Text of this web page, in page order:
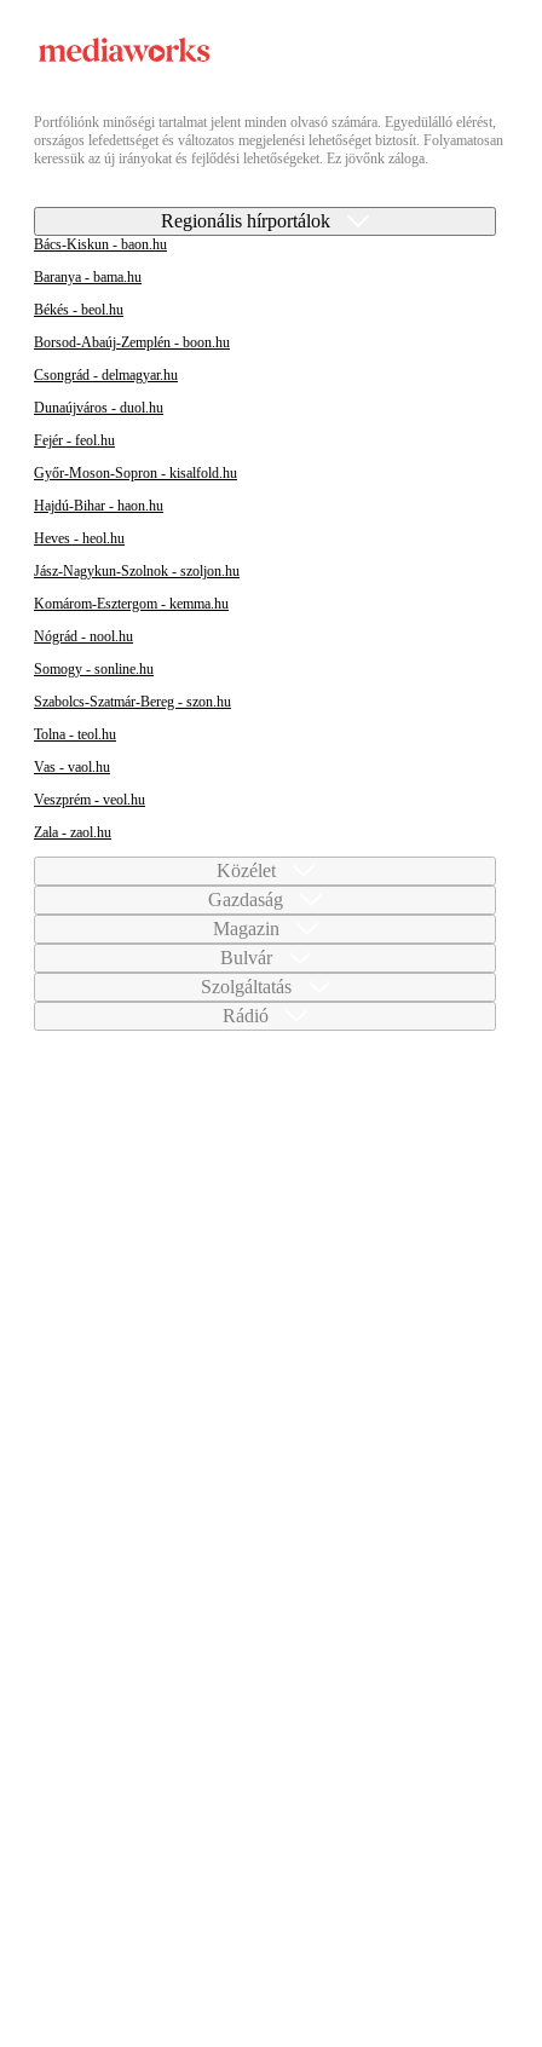
Portfóliónk minőségi tartalmat jelent minden olvasó számára. Egyedülálló elérést,
országos lefedettséget és változatos megjelenési lehetőséget biztosít. Folyamatosan
keressük az új irányokat és fejlődési lehetőségeket. Ez jövőnk záloga.
Regionális hírportálok
Bács-Kiskun - baon.hu
Baranya - bama.hu
Békés - beol.hu
Borsod-Abaúj-Zemplén - boon.hu
Csongrád - delmagyar.hu
Dunaújváros - duol.hu
Fejér - feol.hu
Győr-Moson-Sopron - kisalfold.hu
Hajdú-Bihar - haon.hu
Heves - heol.hu
Jász-Nagykun-Szolnok - szoljon.hu
Komárom-Esztergom - kemma.hu
Nógrád - nool.hu
Somogy - sonline.hu
Szabolcs-Szatmár-Bereg - szon.hu
Tolna - teol.hu
Vas - vaol.hu
Veszprém - veol.hu
Zala - zaol.hu
Közélet
Gazdaság
Magazin
Bulvár
Szolgáltatás
Rádió